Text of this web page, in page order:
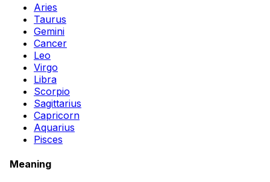
Aries
Taurus
Gemini
Cancer
Leo
Virgo
Libra
Scorpio
Sagittarius
Capricorn
Aquarius
Pisces
Meaning